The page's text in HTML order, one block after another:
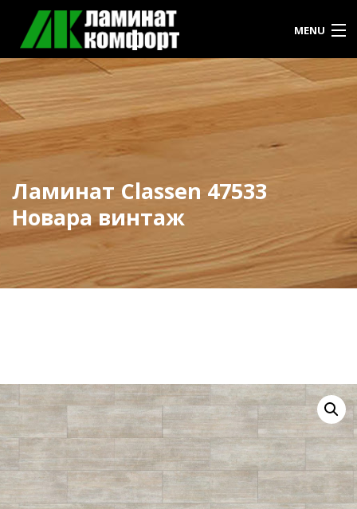
MENU
ГЛАВНАЯ
КАТАЛОГ
АКЦИИ И СКИДКИ
РАССРОЧКА
КОНТАКТЫ
Ламинат Classen 47533
Новара винтаж